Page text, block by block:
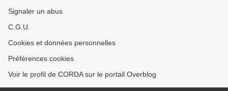
Signaler un abus
C.G.U.
Cookies et données personnelles
Préférences cookies
Voir le profil de CORDA sur le portail Overblog